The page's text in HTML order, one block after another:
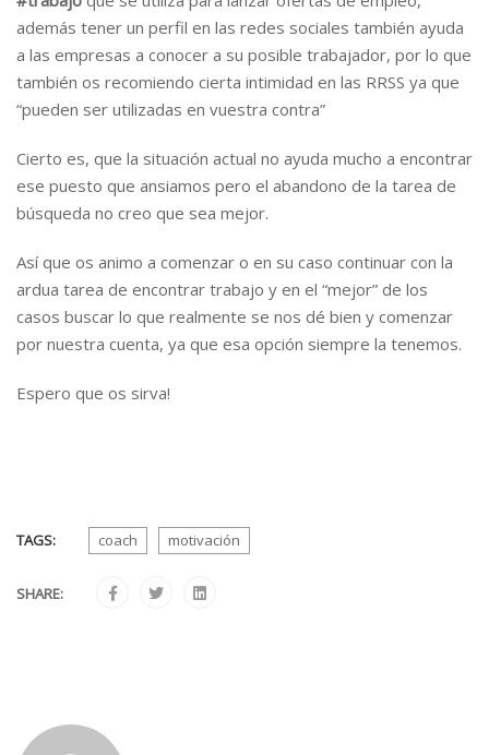
además tener un perfil en las redes sociales también ayuda
a las empresas a conocer a su posible trabajador, por lo que
también os recomiendo cierta intimidad en las RRSS ya que
“pueden ser utilizadas en vuestra contra”
Cierto es, que la situación actual no ayuda mucho a encontrar
ese puesto que ansiamos pero el abandono de la tarea de
búsqueda no creo que sea mejor.
Así que os animo a comenzar o en su caso continuar con la
ardua tarea de encontrar trabajo y en el “mejor” de los
casos buscar lo que realmente se nos dé bien y comenzar
por nuestra cuenta, ya que esa opción siempre la tenemos.
Espero que os sirva!
TAGS: coach motivación
SHARE: